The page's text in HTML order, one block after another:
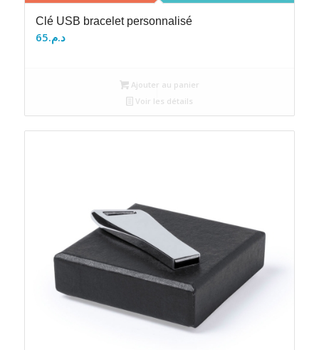
Clé USB bracelet personnalisé
د.م.65
Ajouter au panier
Voir les détails